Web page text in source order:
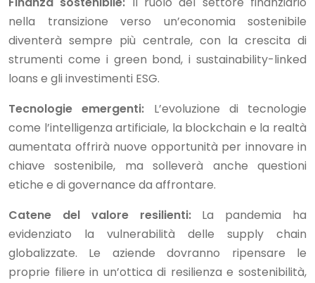
nella transizione verso un’economia sostenibile
diventerà sempre più centrale, con la crescita di
strumenti come i green bond, i sustainability-linked
loans e gli investimenti ESG.
Tecnologie emergenti: L’evoluzione di tecnologie
come l’intelligenza artificiale, la blockchain e la realtà
aumentata offrirà nuove opportunità per innovare in
chiave sostenibile, ma solleverà anche questioni
etiche e di governance da affrontare.
Catene del valore resilienti: La pandemia ha
evidenziato la vulnerabilità delle supply chain
globalizzate. Le aziende dovranno ripensare le
proprie filiere in un’ottica di resilienza e sostenibilità,